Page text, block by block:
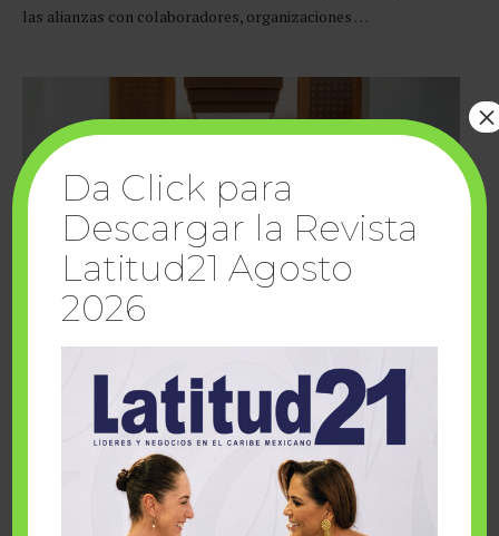
las alianzas con colaboradores, organizaciones …
Cuando la solidaridad inspira; cumplen
sueños Fairmont Mayakoba y Make-A-Wish
Da Click para
Descargar la Revista
Latitud21 Agosto
2026
×